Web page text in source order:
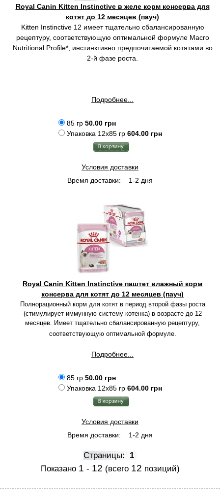
Royal Canin Kitten Instinctive в желе корм консерва для
котят до 12 месяцев (пауч)
Kitten Instinctive 12 имеет тщательно сбалансированную
рецептуру, соответствующую оптимальной формуле Macro
Nutritional Profile*, инстинктивно предпочитаемой котятами во
2-й фазе роста.
Подробнее...
85 гр 50.00 грн
Упаковка 12x85 гр 604.00 грн
Условия доставки
Время доставки:
1-2 дня
Royal Canin Kitten Instinctive паштет влажный корм
консерва для котят до 12 месяцев (пауч)
Полнорационный корм для котят в период второй фазы роста
(стимулирует иммунную систему котенка) в возрасте до 12
месяцев. Имеет тщательно сбалансированную рецептуру,
соответствующую оптимальной формуле.
Подробнее...
85 гр 50.00 грн
Упаковка 12x85 гр 604.00 грн
Условия доставки
Время доставки:
1-2 дня
Страницы: 1
Показано 1 - 12 (всего 12 позиций)